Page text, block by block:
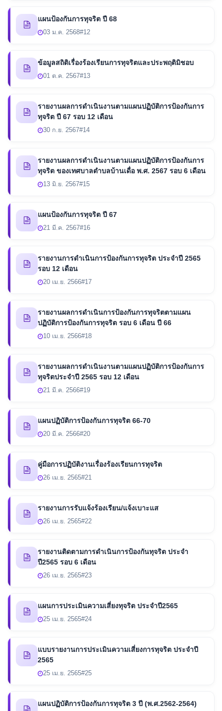
แผนป้องกันการทุจริต ปี 68
03 ม.ค. 2568#12
ข้อมูลสถิติเรื่องร้องเรียนการทุจริตและประพฤติมิชอบ
01 ต.ค. 2567#13
รายงานผลการดำเนินงานตามแผนปฏิบัติการป้องกันการ
ทุจริต ปี 67 รอบ 12 เดือน
30 ก.ย. 2567#14
รายงานผลการดำเนินงานตามแผนปฏิบัติการป้องกันการ
ทุจริต ของเทศบาลตำบลบ้านเดื่อ พ.ศ. 2567 รอบ 6 เดือน
13 มิ.ย. 2567#15
แผนป้องกันการทุจริต ปี 67
21 มี.ค. 2567#16
รายงานการดำเนินการป้องกันการทุจริต ประจำปี 2565
รอบ 12 เดือน
20 เม.ย. 2566#17
รายงานผลการดำเนินการป้องกันการทุจริตตามแผน
ปฏิบัติการป้องกันการทุจริต รอบ 6 เดือน ปี 66
10 เม.ย. 2566#18
รายงานผลการดำเนินงานตามแผนปฏิบัติการป้องกันการ
ทุจริตประจำปี 2565 รอบ 12 เดือน
21 มี.ค. 2566#19
แผนปฏิบัติการป้องกันการทุจริต 66-70
20 มี.ค. 2566#20
คู่มือการปฏิบัติงานเรื่องร้องเรียนการทุจริต
26 เม.ย. 2565#21
รายงานการรับแจ้งร้องเรียน/แจ้งเบาะแส
26 เม.ย. 2565#22
รายงานติดตามการดำเนินการป้องกันทุจริต ประจำ
ปี2565 รอบ 6 เดือน
26 เม.ย. 2565#23
แผนการประเมินความเสี่ยงทุจริต ประจำปี2565
25 เม.ย. 2565#24
แบบรายงานการประเมินความเสี่ยงการทุจริต ประจำปี
2565
25 เม.ย. 2565#25
แผนปฏิบัติการป้องกันการทุจริต 3 ปี (พ.ศ.2562-2564)